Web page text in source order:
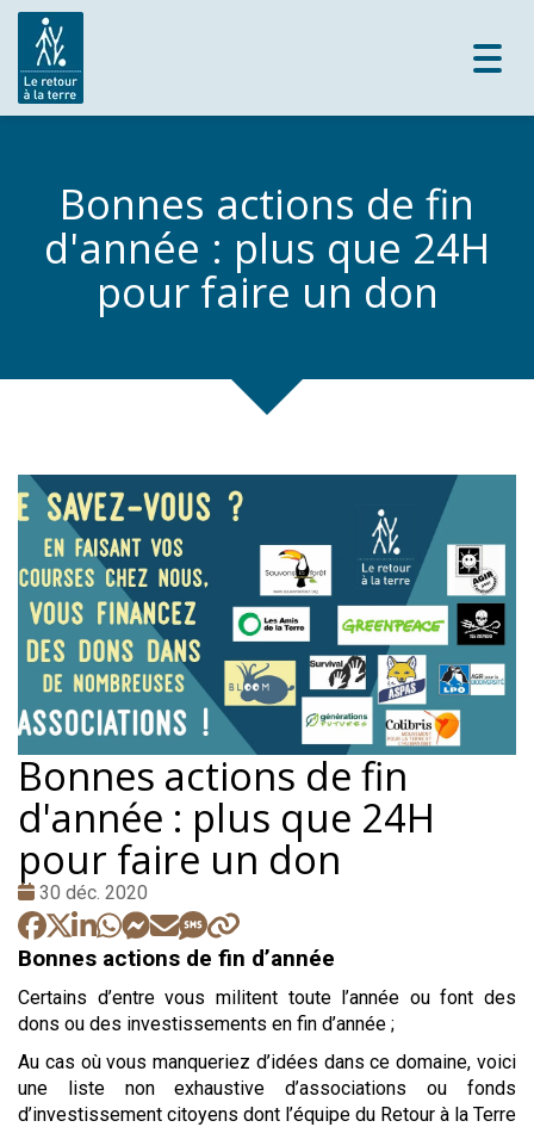
Bonnes actions de fin
d'année : plus que 24H
pour faire un don
Bonnes actions de fin
d'année : plus que 24H
pour faire un don
Date
:
30 déc. 2020
Bonnes actions de fin d’année
Certains d’entre vous militent toute l’année ou font des
dons ou des investissements en fin d’année ;
Au cas où vous manqueriez d’idées dans ce domaine, voici
une liste non exhaustive d’associations ou fonds
d’investissement citoyens dont l’équipe du Retour à la Terre